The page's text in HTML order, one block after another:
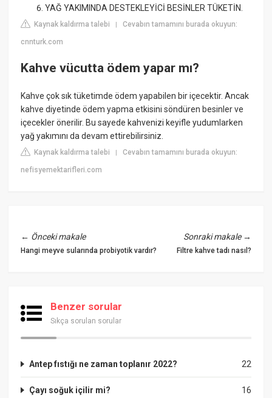
YAĞ YAKIMINDA DESTEKLEYİCİ BESİNLER TÜKETİN.
Kaynak kaldırma talebi |Cevabın tamamını burada okuyun:
cnnturk.com
Kahve vücutta ödem yapar mı?
Kahve çok sık tüketimde ödem yapabilen bir içecektir. Ancak
kahve diyetinde ödem yapma etkisini söndüren besinler ve
içecekler önerilir. Bu sayede kahvenizi keyifle yudumlarken
yağ yakımını da devam ettirebilirsiniz.
Kaynak kaldırma talebi |Cevabın tamamını burada okuyun:
nefisyemektarifleri.com
← Önceki makale
Hangi meyve sularında probiyotik vardır?
Sonraki makale→
Filtre kahve tadı nasıl?
Benzer sorular
Sıkça sorulan sorular
22
Antep fıstığı ne zaman toplanır 2022?
16
Çayı soğuk içilir mi?